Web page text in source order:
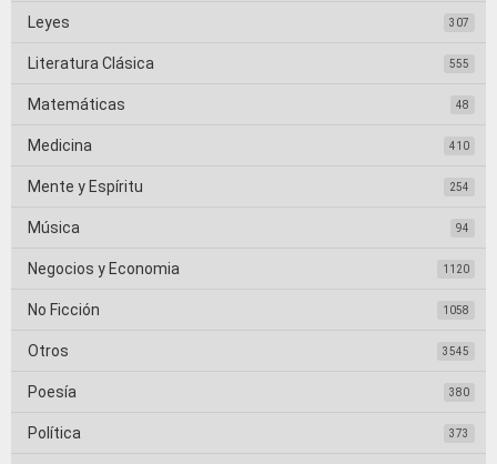
Leyes 307
Literatura Clásica 555
Matemáticas 48
Medicina 410
Mente y Espíritu 254
Música 94
Negocios y Economia 1120
No Ficción 1058
Otros 3545
Poesía 380
Política 373